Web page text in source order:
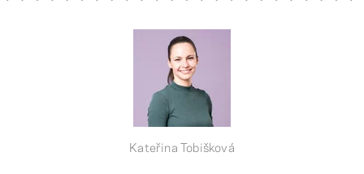
Kateřina Tobišková